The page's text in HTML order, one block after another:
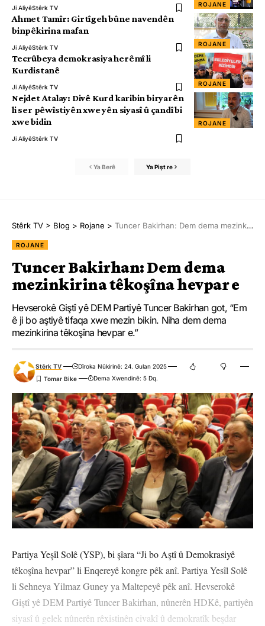
ROJANE
Ji AliyêStêrk TV
ROJANE
Ahmet Tamîr: Girtîgeh bûne navendên
binpêkirina mafan
Ji AliyêStêrk TV
ROJANE
Tecrûbeya demokrasiya herêmî li
Kurdistanê
Ji AliyêStêrk TV
ROJANE
Nejdet Atalay: Divê Kurd karibin biryarên
li ser pêwîstiyên xwe yên siyasî û çandî bi
xwe bidin
Ji AliyêStêrk TV
Ya Berê Ya Pişt re
Stêrk TV > Blog > Rojane > Tuncer Bakirhan: Dem dema mezinkirina têkoşîna hevpar e
ROJANE
Tuncer Bakirhan: Dem dema
mezinkirina têkoşîna hevpar e
Hevserokê Giştî yê DEM Partiyê Tuncer Bakirhan got, “Em
ê ji bo aştiyê tifaqa xwe mezin bikin. Niha dem dema
mezinkirina têkoşîna hevpar e.”
Stêrk TV
Dîroka Nûkirinê: 24. Gulan 2025
Dema Xwendinê: 5 Dq.
Partiya Yeşîl Solê (YSP), bi şîara “Ji bo Aştî û Demokrasiyê
têkoşîna hevpar” li Enqereyê kongre pêk anî. Partiya Yesîl Solê
li Sehneya Yilmaz Guney ya Maltepeyê pêk anî. Hevserokê
Giştî yê DEM Partiyê Tuncer Bakirhan, nûnerên HDKê, partiyên
siyasî û gelek nûnerên rêxistinên civakî û demokratîk beşdar